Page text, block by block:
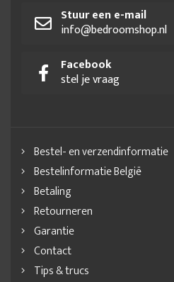
Stuur een e-mail
info@bedroomshop.nl
Facebook
stel je vraag
Bestel- en verzendinformatie
Bestelinformatie België
Betaling
Retourneren
Garantie
Contact
Tips & trucs